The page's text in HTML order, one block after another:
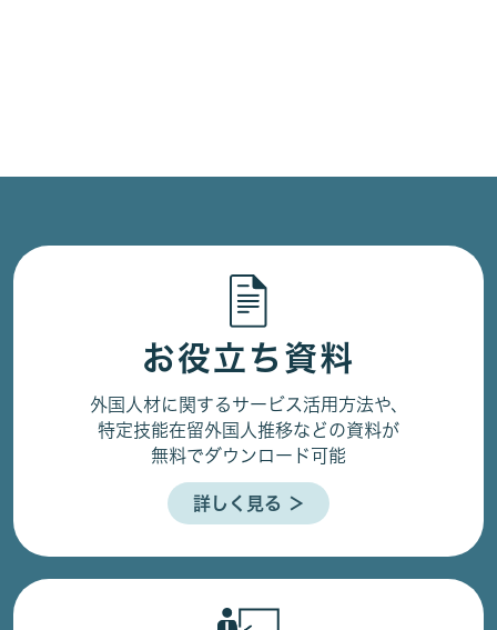
お役立ち資料
外国人材に関するサービス活用方法や、
特定技能在留外国人推移などの資料が
無料でダウンロード可能
詳しく見る ＞